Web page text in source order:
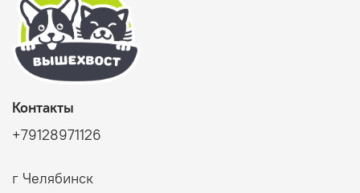
Контакты
+79128971126
г Челябинск